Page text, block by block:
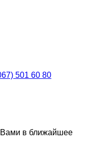
501 60 80
Вами в ближайшее